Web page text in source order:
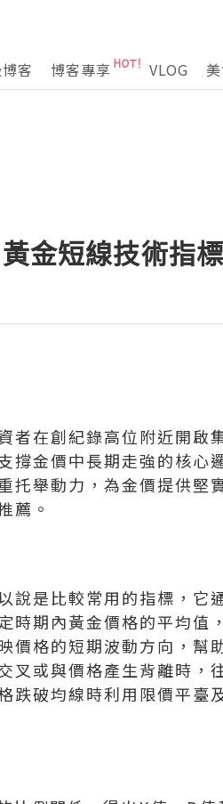
客 博客專享 VLOG
金短線技術指
者在創紀錄高位附近開啟
撐金價中長期走強的核心
托舉動力，為金價提供堅
薦。
說是比較常用的指標，它
時期內黃金價格的平均值
價格的短期波動方向，幫
叉或與價格產生背離時，
跌破均線時利用限價平臺